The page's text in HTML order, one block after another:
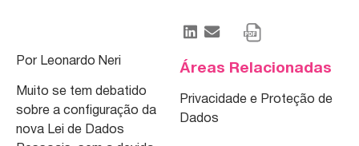
Por Leonardo Neri
Muito se tem debatido
sobre a configuração da
nova Lei de Dados
Áreas Relacionadas
Privacidade e Proteção de
Dados